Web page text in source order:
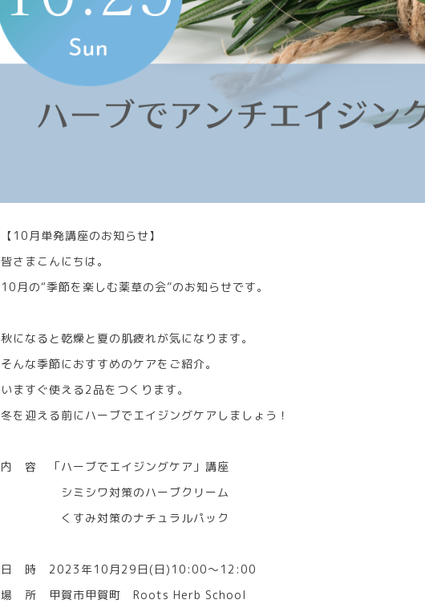
【10月単発講座のお知らせ】
皆さまこんにちは。
10月の“季節を楽しむ薬草の会”のお知らせです。
秋になると乾燥と夏の肌疲れが気になります。
そんな季節におすすめのケアをご紹介。
いますぐ使える2品をつくります。
冬を迎える前にハーブでエイジングケアしましょう！
内 容 「ハーブでエイジングケア」講座
シミシワ対策のハーブクリーム
くすみ対策のナチュラルパック
日 時 2023年10月29日(日)10:00〜12:00
場 所 甲賀市甲賀町 Roots Herb School